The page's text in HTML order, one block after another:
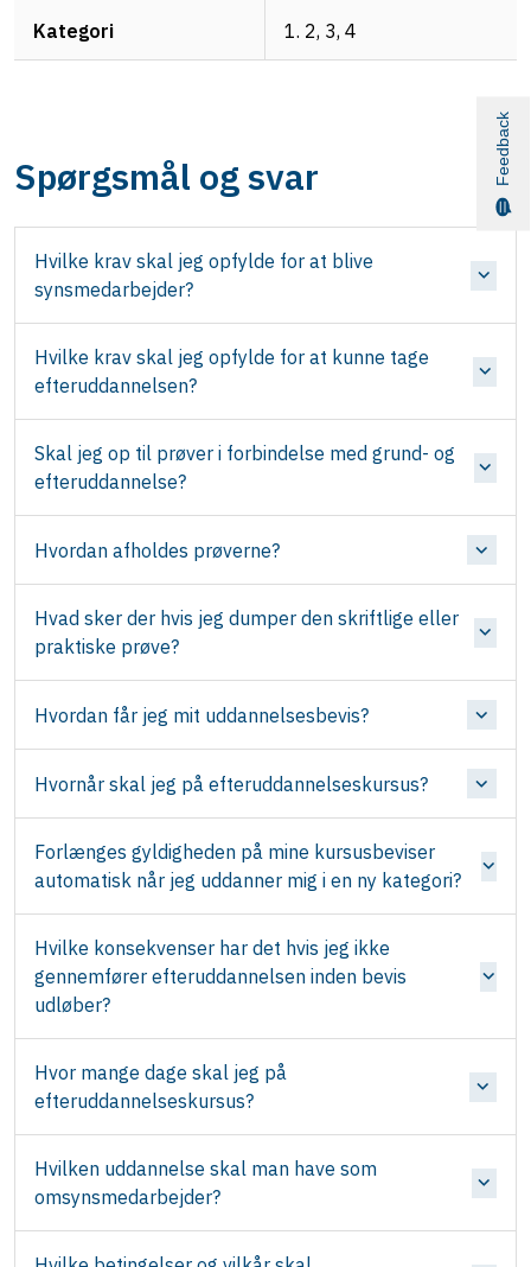
1. 2, 3, 4
Spørgsmål og svar
Hvilke krav skal jeg opfylde for at blive
synsmedarbejder?
Hvilke krav skal jeg opfylde for at kunne tage
efteruddannelsen?
Skal jeg op til prøver i forbindelse med grund- og
efteruddannelse?
Hvordan afholdes prøverne?
Hvad sker der hvis jeg dumper den skriftlige eller
praktiske prøve?
Hvordan får jeg mit uddannelsesbevis?
Hvornår skal jeg på efteruddannelseskursus?
Forlænges gyldigheden på mine kursusbeviser
automatisk når jeg uddanner mig i en ny kategori?
Hvilke konsekvenser har det hvis jeg ikke
gennemfører efteruddannelsen inden bevis
udløber?
Hvor mange dage skal jeg på
efteruddannelseskursus?
Hvilken uddannelse skal man have som
omsynsmedarbejder?
Feedback